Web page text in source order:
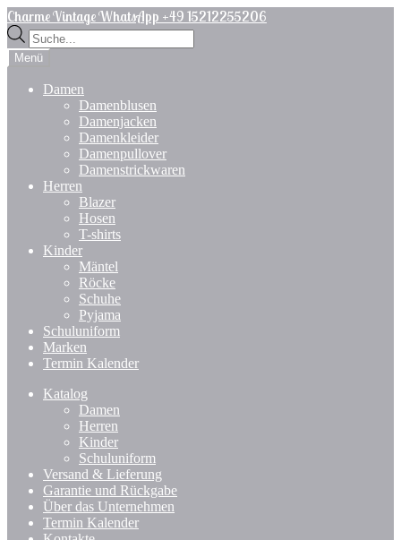
Zur
Navigation
springen
Zum
Inhalt
springen
Charme Vintage WhatsApp +49 15212255206
Products
search
Menü
Damen
Damenblusen
Damenjacken
Damenkleider
Damenpullover
Damenstrickwaren
Herren
Blazer
Hosen
T-shirts
Kinder
Mäntel
Röcke
Schuhe
Pyjama
Schuluniform
Marken
Termin Kalender
Katalog
Damen
Herren
Kinder
Schuluniform
Versand & Lieferung
Garantie und Rückgabe
Über das Unternehmen
Termin Kalender